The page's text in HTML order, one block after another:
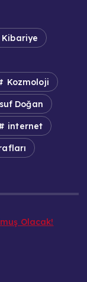
Kibariye
Kozmoloji
Doğan
internet
Olacak!